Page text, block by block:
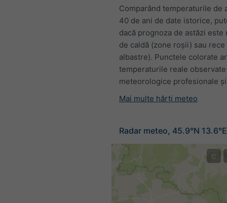
Comparând temperaturile de
40 de ani de date istorice,
dacă prognoza de astăzi este
de caldă (zone roșii) sau rece
albastre). Punctele colorate
temperaturile reale
meteorologice profesionale
Mai multe hărți meteo
Radar meteo, 45.9°N 13.6°E
©